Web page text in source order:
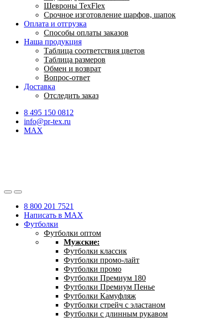
Шевроны TexFlex
Срочное изготовление шарфов, шапок
Оплата и отгрузка
Способы оплаты заказов
Наша продукция
Таблица соответствия цветов
Таблица размеров
Обмен и возврат
Вопрос-ответ
Доставка
Отследить заказ
8 495 150 0812
info@pr-tex.ru
MAX
8 800 201 7521
Написать в MAX
Футболки
Футболки оптом
Мужские:
Футболки классик
Футболки промо-лайт
Футболки промо
Футболки Премиум 180
Футболки Премиум Пенье
Футболки Камуфляж
Футболки стрейч с эластаном
Футболки с длинным рукавом